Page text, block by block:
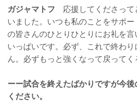
ガジャマトフ 応援してくださって
いました。いつも私のことをサポ
の皆さんのひとりひとりにお礼を
いっぱいです。必ず、これで終わ
ん。必ずもっと強くなって戻ってく
ーー試合を終えたばかりですが今
ください。